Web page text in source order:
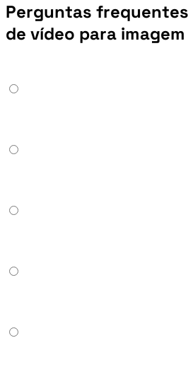
Perguntas
de vídeo para imagem